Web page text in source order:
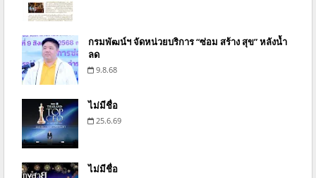
กรมพัฒน์ฯ จัดหน่วยบริการ “ซ่อม สร้าง สุข” หลังน้ำ
ลด
9.8.68
ไม่มีชื่อ
25.6.69
ไม่มีชื่อ